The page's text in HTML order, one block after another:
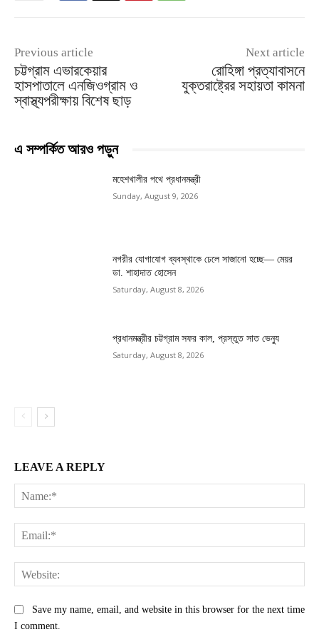
Previous article
চট্টগ্রাম এভারকেয়ার
হাসপাতালে এনজিওগ্রাম ও
স্বাস্থ্যপরীক্ষায় বিশেষ ছাড়
Next article
রোহিঙ্গা প্রত্যাবাসনে
যুক্তরাষ্ট্রের সহায়তা কামনা
এ সম্পর্কিত আরও পড়ুন
মহেশখালীর পথে প্রধানমন্ত্রী
Sunday, August 9, 2026
নগরীর যোগাযোগ ব্যবস্থাকে ঢেলে সাজানো হচ্ছে— মেয়র
ডা. শাহাদাত হোসেন
Saturday, August 8, 2026
প্রধানমন্ত্রীর চট্টগ্রাম সফর কাল, প্রস্তুত সাত ভেন্যু
Saturday, August 8, 2026
LEAVE A REPLY
Save my name, email, and website in this browser for the next time
I comment.